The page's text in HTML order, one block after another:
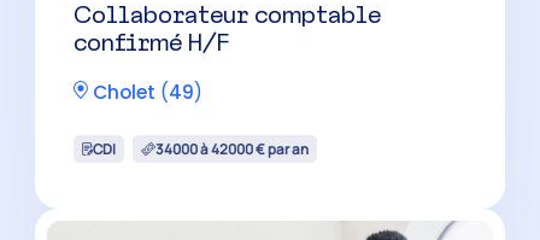
Collaborateur comptable
confirmé H/F
Cholet (49)
CDI 34000 à 42000 € par an